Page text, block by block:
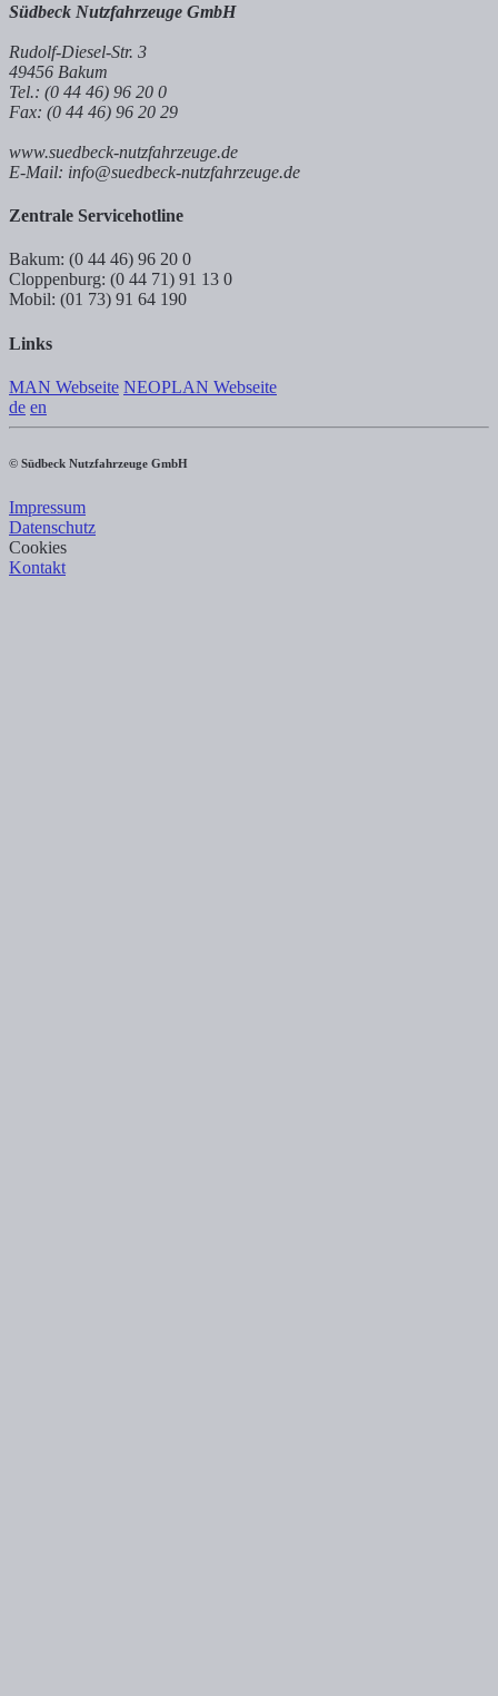
Südbeck Nutzfahrzeuge GmbH
Rudolf-Diesel-Str. 3
49456 Bakum
Tel.: (0 44 46) 96 20 0
Fax: (0 44 46) 96 20 29
www.suedbeck-nutzfahrzeuge.de
E-Mail: info@suedbeck-nutzfahrzeuge.de
Zentrale Servicehotline
Bakum: (0 44 46) 96 20 0
Cloppenburg: (0 44 71) 91 13 0
Mobil: (01 73) 91 64 190
Links
MAN Webseite NEOPLAN Webseite
de en
© Südbeck Nutzfahrzeuge GmbH
Impressum
Datenschutz
Cookies
Kontakt